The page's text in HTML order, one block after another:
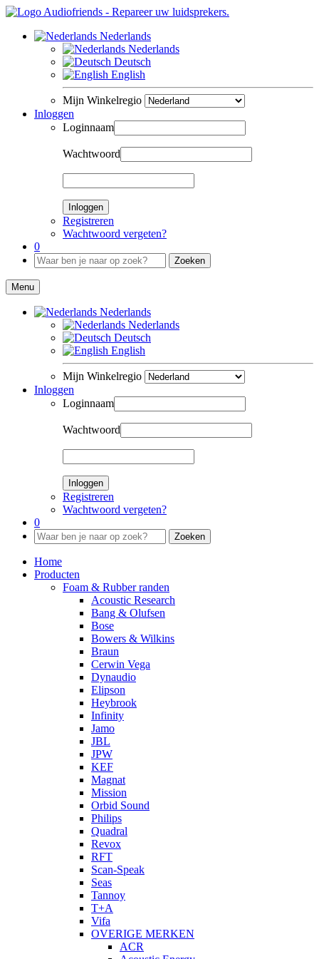
Nederlands
Nederlands
Deutsch
English
Mijn Winkelregio
Inloggen
Loginnaam
Wachtwoord
Inloggen
Registreren
Wachtwoord vergeten?
0
Zoeken
Menu
Nederlands
Nederlands
Deutsch
English
Mijn Winkelregio
Inloggen
Loginnaam
Wachtwoord
Inloggen
Registreren
Wachtwoord vergeten?
0
Zoeken
Home
Producten
Foam & Rubber randen
Acoustic Research
Bang & Olufsen
Bose
Bowers & Wilkins
Braun
Cerwin Vega
Dynaudio
Elipson
Heybrook
Infinity
Jamo
JBL
JPW
KEF
Magnat
Mission
Orbid Sound
Philips
Quadral
Revox
RFT
Scan-Speak
Seas
Tannoy
T+A
Vifa
OVERIGE MERKEN
ACR